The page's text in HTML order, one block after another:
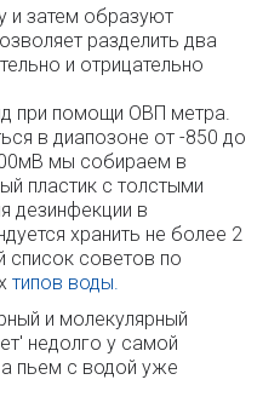
и затем образуют
разделить два
и отрицательно
при помощи ОВП метра.
в диапозоне от -850 до
мы собираем в
пластик с толстыми
дезинфекции в
хранить не более 2
список советов по
типов воды.
и молекулярный
недолго у самой
пьем с водой уже